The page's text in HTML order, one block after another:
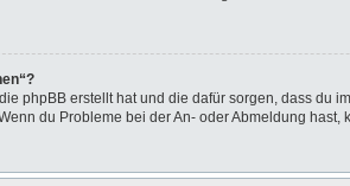
phpBB erstellt hat und die dafür sorgen, dass
du Probleme bei der An- oder Abmeldung